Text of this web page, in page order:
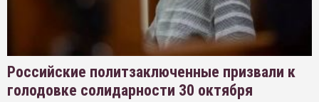
Российские политзаключенные призвали к
голодовке солидарности 30 октября